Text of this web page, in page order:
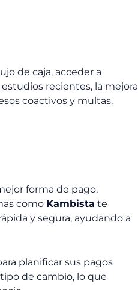
de caja, acceder a
recientes, la mejora
coactivos y multas.
forma de pago,
como Kambista te
y segura, ayudando a
planificar sus pagos
de cambio, lo que